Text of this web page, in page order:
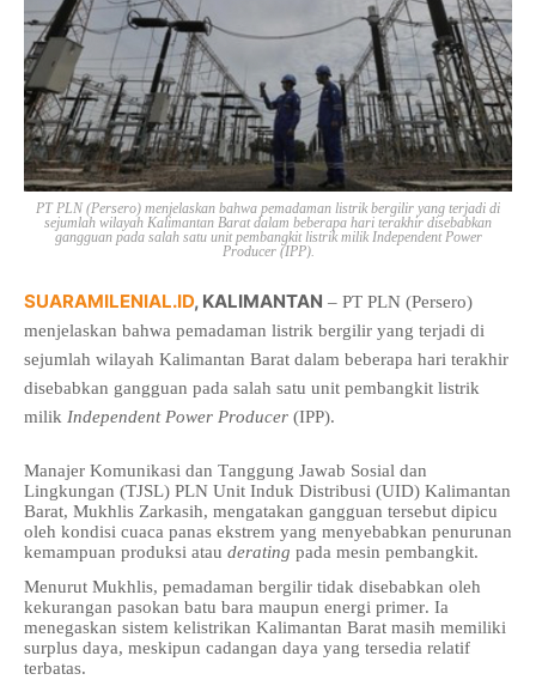
PT PLN (Persero) menjelaskan bahwa pemadaman listrik bergilir yang terjadi di
sejumlah wilayah Kalimantan Barat dalam beberapa hari terakhir disebabkan
gangguan pada salah satu unit pembangkit listrik milik Independent Power
Producer(IPP).
SUARAMILENIAL.ID, KALIMANTAN – PT PLN (Persero)
menjelaskan bahwa pemadaman listrik bergilir yang terjadi di
sejumlah wilayah Kalimantan Barat dalam beberapa hari terakhir
disebabkan gangguan pada salah satu unit pembangkit listrik
milik Independent Power Producer (IPP).
Manajer Komunikasi dan Tanggung Jawab Sosial dan
Lingkungan (TJSL) PLN Unit Induk Distribusi (UID) Kalimantan
Barat, Mukhlis Zarkasih, mengatakan gangguan tersebut dipicu
oleh kondisi cuaca panas ekstrem yang menyebabkan penurunan
kemampuan produksi atau derating pada mesin pembangkit.
Menurut Mukhlis, pemadaman bergilir tidak disebabkan oleh
kekurangan pasokan batu bara maupun energi primer. Ia
menegaskan sistem kelistrikan Kalimantan Barat masih memiliki
surplus daya, meskipun cadangan daya yang tersedia relatif
terbatas.